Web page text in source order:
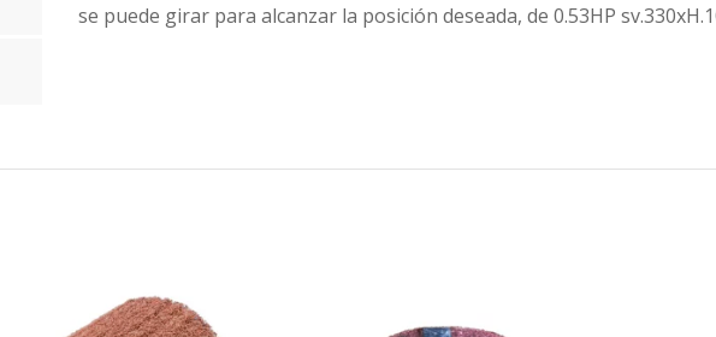
se puede girar para alcanzar la posición deseada, de 0.53HP